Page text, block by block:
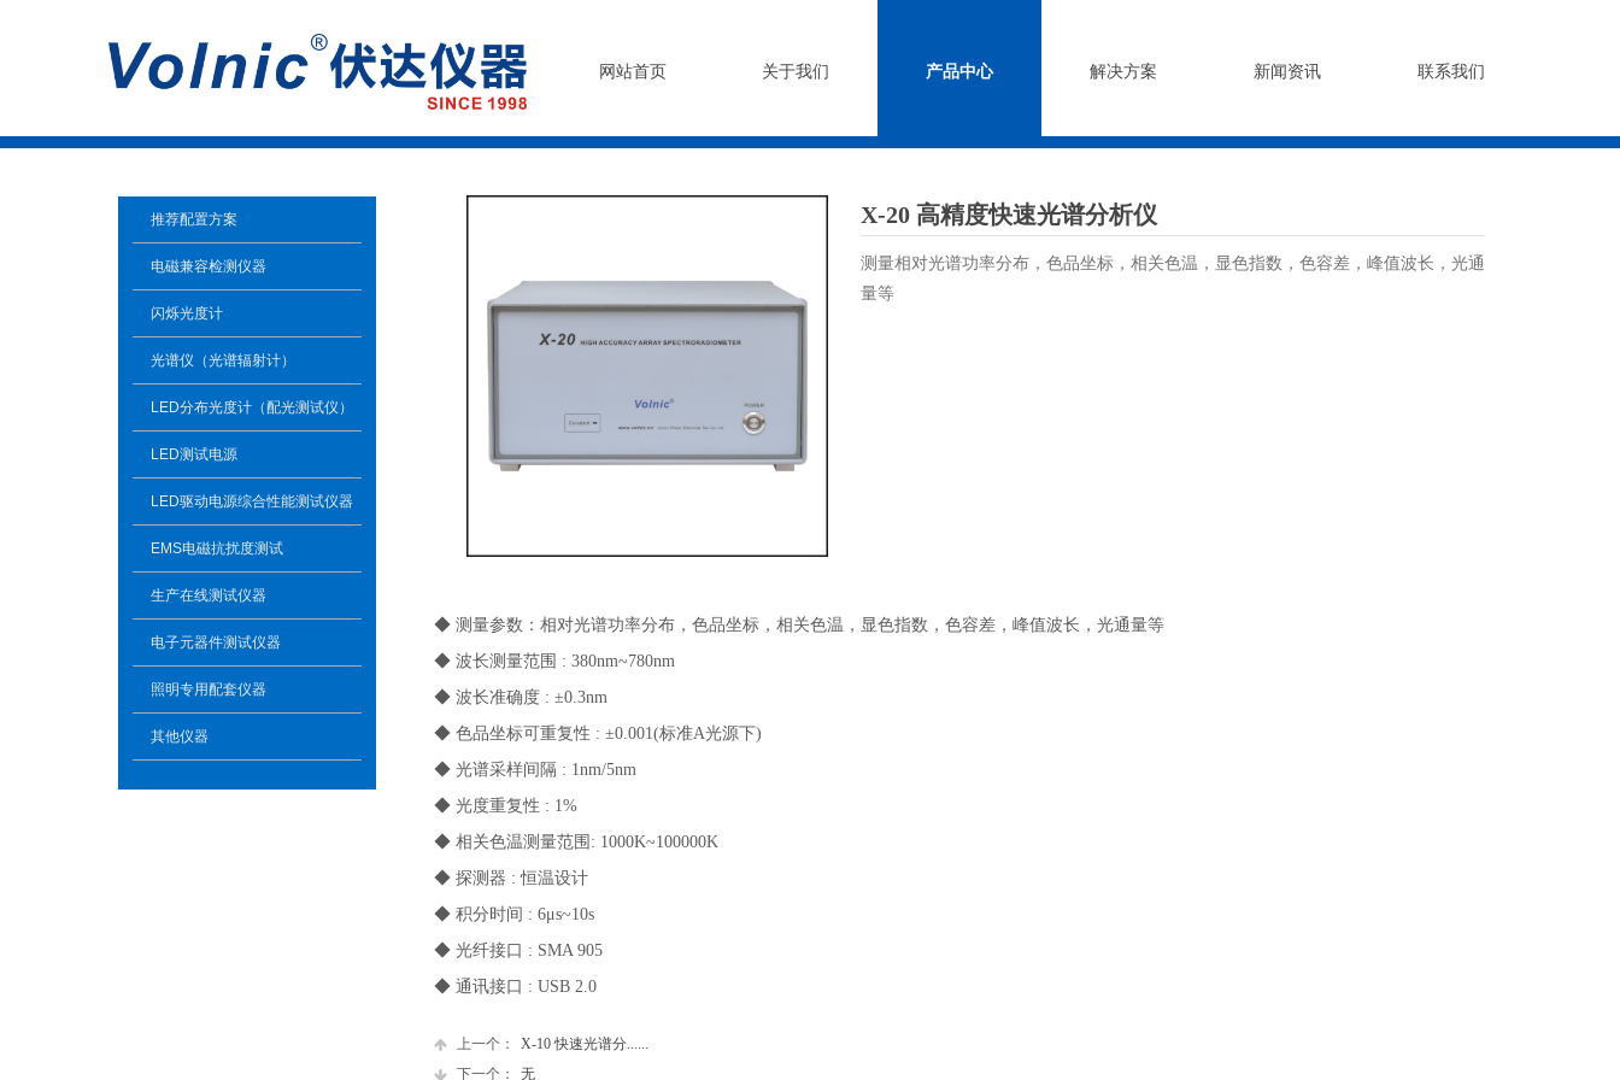
网站首页 关于我们 产品中心 解决方案 新闻资讯 联系我们
X-20 高精度快速光谱分析仪
测量相对光谱功率分布，色品坐标，相关色温，显色指数，色容差，峰值波长，光通
量等
◆ 测量参数：相对光谱功率分布，色品坐标，相关色温，显色指数，色容差，峰值波长，光通量等
◆ 波长测量范围 : 380nm~780nm
◆ 波长准确度 : ±0.3nm
◆ 色品坐标可重复性 : ±0.001(标准A光源下)
◆ 光谱采样间隔 : 1nm/5nm
◆ 光度重复性 : 1%
◆ 相关色温测量范围: 1000K~100000K
◆ 探测器 : 恒温设计
◆ 积分时间 : 6μs~10s
◆ 光纤接口 : SMA 905
◆ 通讯接口 : USB 2.0
上一个：
X-10 快速光谱分......
下一个：
无
推荐配置方案
电磁兼容检测仪器
闪烁光度计
光谱仪（光谱辐射计）
LED分布光度计（配光测试仪）
LED测试电源
LED驱动电源综合性能测试仪器
EMS电磁抗扰度测试
生产在线测试仪器
电子元器件测试仪器
照明专用配套仪器
其他仪器